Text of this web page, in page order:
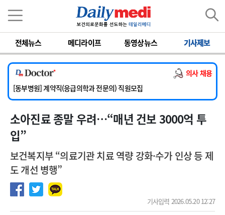
전체뉴스 메디라이프 동영상뉴스 기사제보
의사 채용
[서울아산병원] 2026년 하반기 인턴 모집
[영남대학교의료원] 마취통증의학과 임기제 임상의사 채용
[충남대학교병원] 소아청소년과(소아응급전담) 계약직 의사 공개채용
[동부병원] 계약직(응급의학과 전문의) 직원모집
[이대목동병원] 하반기 전공의(레지던트1년차) 모집
[서울아산병원] 2026년 하반기 인턴 모집
[영남대학교의료원] 마취통증의학과 임기제 임상의사 채용
소아진료 종말 우려…“매년 건보 3000억 투
입”
보건복지부 “의료기관 치료 역량 강화·수가 인상 등 제
도 개선 병행”
기사입력 2026.05.20 12:27